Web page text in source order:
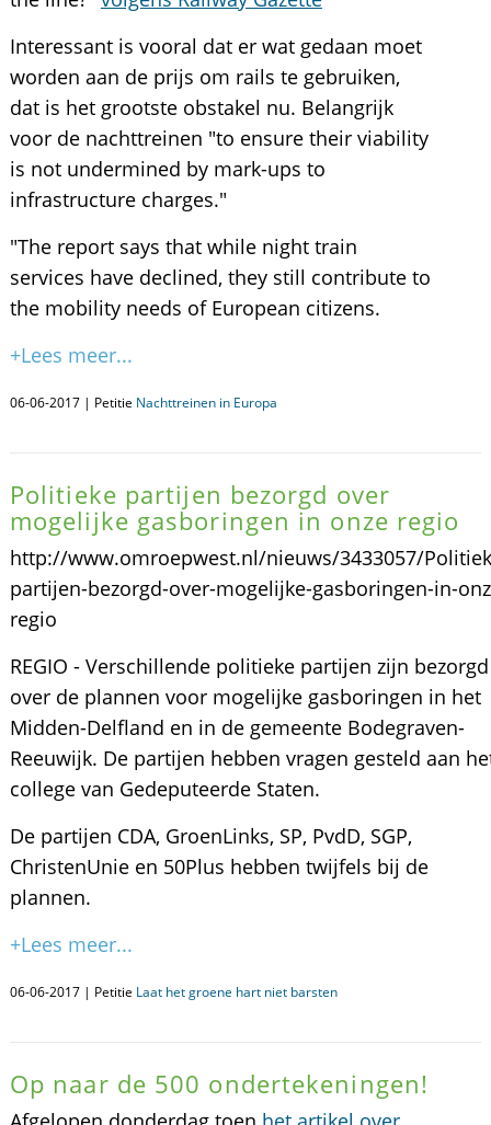
Interessant is vooral dat er wat gedaan moet
worden aan de prijs om rails te gebruiken,
dat is het grootste obstakel nu. Belangrijk
voor de nachttreinen "to ensure their viability
is not undermined by mark-ups to
infrastructure charges."
"The report says that while night train
services have declined, they still contribute to
the mobility needs of European citizens.
+Lees meer...
06-06-2017 | Petitie Nachttreinen in Europa
Politieke partijen bezorgd over
mogelijke gasboringen in onze regio
http://www.omroepwest.nl/nieuws/3433057/
partijen-bezorgd-over-mogelijke-gasboringen-in-
regio
REGIO - Verschillende politieke partijen zijn bezorgd
over de plannen voor mogelijke gasboringen in het
Midden-Delfland en in de gemeente Bodegraven-
Reeuwijk. De partijen hebben vragen gesteld aan
college van Gedeputeerde Staten.
De partijen CDA, GroenLinks, SP, PvdD, SGP,
ChristenUnie en 50Plus hebben twijfels bij de
plannen.
+Lees meer...
06-06-2017 | Petitie Laat het groene hart niet barsten
Op naar de 500 ondertekeningen!